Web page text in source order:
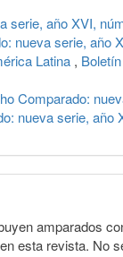
serie, año XVI,
nueva serie, año
Latina ,
Comparado:
nueva serie, año
amparados
esta revista. No